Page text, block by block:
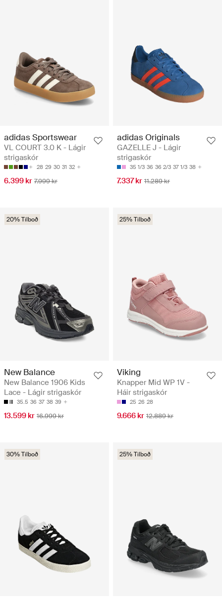
adidas Sportswear
VL COURT 3.0 K - Lágir
strigaskór
28 29 30 31 32
6.399 kr 7.999 kr
adidas Originals
GAZELLE J - Lágir
strigaskór
35 1/3 36 36 2/3 37 1/3 38
7.337 kr 11.289 kr
20% Tilboð
New Balance
New Balance 1906 Kids
Lace - Lágir strigaskór
35.5 36 37 38 39
13.599 kr 16.999 kr
25% Tilboð
Viking
Knapper Mid WP 1V -
Háir strigaskór
25 26 28
9.666 kr 12.889 kr
30% Tilboð 25% Tilboð